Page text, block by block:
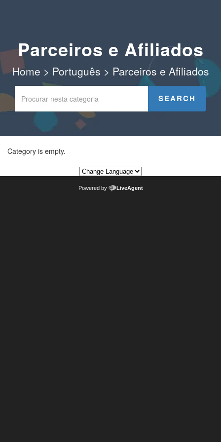
Parceiros e Afiliados
Home > Português > Parceiros e Afiliados
Category is empty.
Powered by LiveAgent